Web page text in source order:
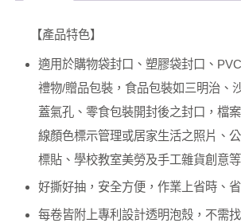
【產品特色】
適用於購物袋封口、塑膠袋封口、
禮物/贈品包裝，食品包裝如三明治、
蓋氣孔、零食包裝開封後之封口，檔
線顏色標示管理或居家生活之照片、
標貼、學校教室美勞及手工雜貨創意等
好撕好抽，安全方便，作業上省時、
每卷皆附上專利設計透明泡殼，不需